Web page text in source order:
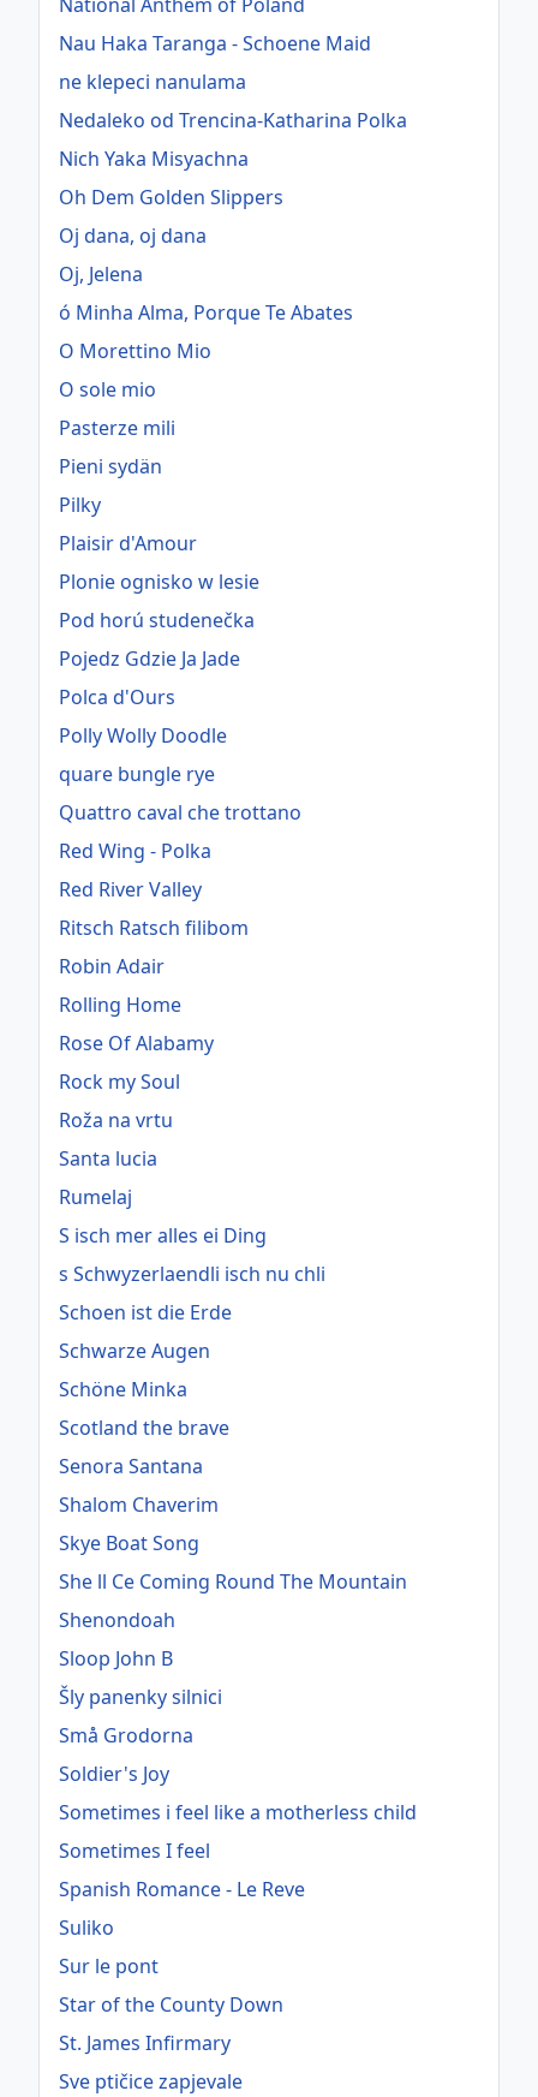
Nau Haka Taranga - Schoene Maid
ne klepeci nanulama
Nedaleko od Trencina-Katharina Polka
Nich Yaka Misyachna
Oh Dem Golden Slippers
Oj dana, oj dana
Oj, Jelena
ó Minha Alma, Porque Te Abates
O Morettino Mio
O sole mio
Pasterze mili
Pieni sydän
Pilky
Plaisir d'Amour
Plonie ognisko w lesie
Pod horú studenečka
Pojedz Gdzie Ja Jade
Polca d'Ours
Polly Wolly Doodle
quare bungle rye
Quattro caval che trottano
Red Wing - Polka
Red River Valley
Ritsch Ratsch filibom
Robin Adair
Rolling Home
Rose Of Alabamy
Rock my Soul
Roža na vrtu
Santa lucia
Rumelaj
S isch mer alles ei Ding
s Schwyzerlaendli isch nu chli
Schoen ist die Erde
Schwarze Augen
Schöne Minka
Scotland the brave
Senora Santana
Shalom Chaverim
Skye Boat Song
She ll Ce Coming Round The Mountain
Shenondoah
Sloop John B
Šly panenky silnici
Små Grodorna
Soldier's Joy
Sometimes i feel like a motherless child
Sometimes I feel
Spanish Romance - Le Reve
Suliko
Sur le pont
Star of the County Down
St. James Infirmary
Sve ptičice zapjevale